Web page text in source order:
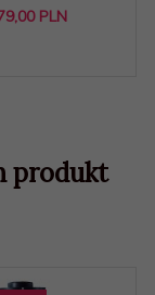
00 PLN
produkt